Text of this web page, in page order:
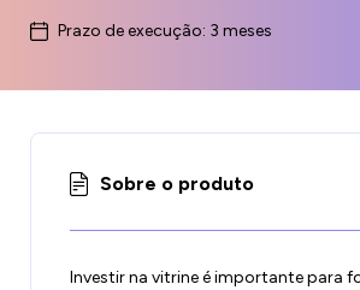
Prazo de execução: 3 meses
Sobre o produto
Investir na vitrine é importante para